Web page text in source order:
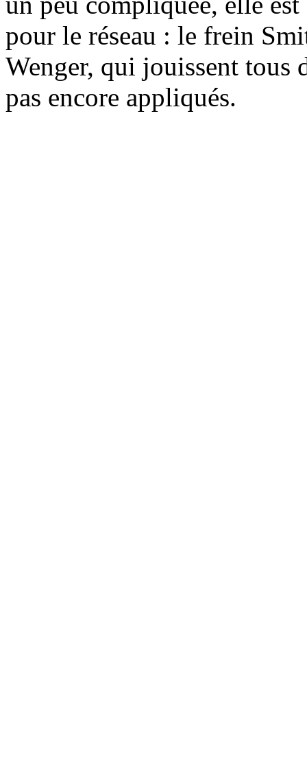
pour le réseau : le frein
Wenger, qui jouissent tous
pas encore appliqués.